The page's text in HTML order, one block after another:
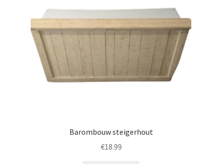
Barombouw steigerhout
€18.99